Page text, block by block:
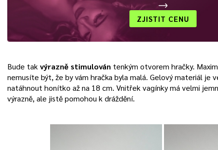
ZJISTIT CENU
Bude tak výrazně stimulován tenkým otvorem hračky.
nemusíte být, že by vám hračka byla malá. Gelový materiál je
natáhnout honítko až na 18 cm. Vnitřek vagínky má velmi
výrazně, ale jistě pomohou k dráždění.